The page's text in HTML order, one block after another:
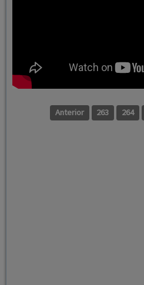
Anterior 263 264